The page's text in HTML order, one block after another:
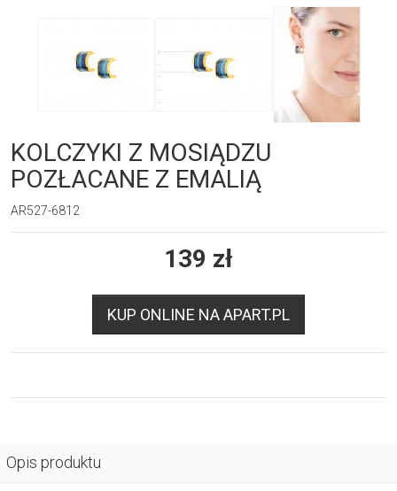
KOLCZYKI Z MOSIĄDZU
POZŁACANE Z EMALIĄ
AR527-6812
139 zł
KUP ONLINE NA APART.PL
Opis produktu